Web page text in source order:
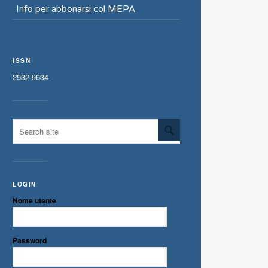
Info per abbonarsi col MEPA
ISSN
2532-9634
LOGIN
Nome utente
Password